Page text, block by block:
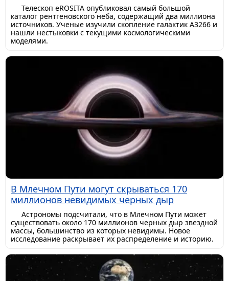
Телескоп eROSITA опубликовал самый большой
каталог рентгеновского неба, содержащий два миллиона
источников. Ученые изучили скопление галактик A3266 и
нашли нестыковки с текущими космологическими
моделями.
В Млечном Пути могут скрываться 170
миллионов невидимых черных дыр
Астрономы подсчитали, что в Млечном Пути может
существовать около 170 миллионов черных дыр звездной
массы, большинство из которых невидимы. Новое
исследование раскрывает их распределение и историю.